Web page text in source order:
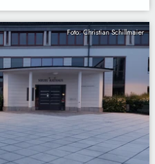
Foto: Christian Schillmaier